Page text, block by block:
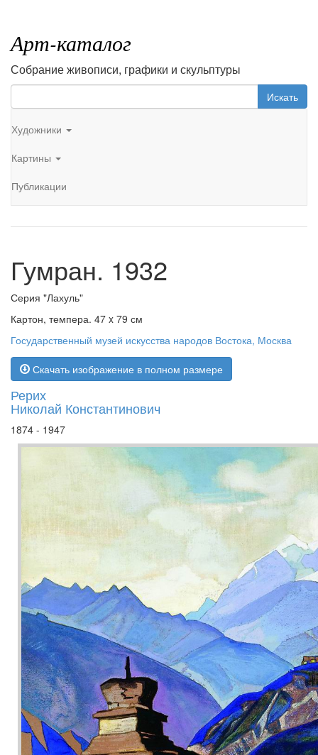
Арт-каталог
Собрание живописи, графики и скульптуры
Искать
Художники
Картины
Публикации
Гумран. 1932
Серия "Лахуль"
Картон, темпера. 47 x 79 см
Государственный музей искусства народов Востока, Москва
Скачать изображение в полном размере
Рерих
Николай Константинович
1874 - 1947